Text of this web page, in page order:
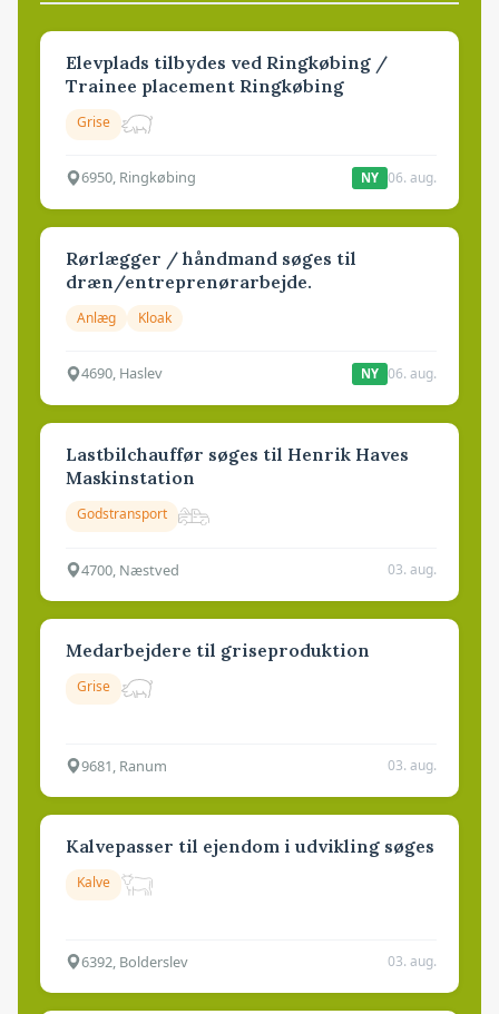
Elevplads tilbydes ved Ringkøbing /
Trainee placement Ringkøbing
Grise
6950, Ringkøbing NY 06. aug.
Rørlægger / håndmand søges til
dræn/entreprenørarbejde.
Anlæg Kloak
4690, Haslev NY 06. aug.
Lastbilchauffør søges til Henrik Haves
Maskinstation
Godstransport
4700, Næstved 03. aug.
Medarbejdere til griseproduktion
Grise
9681, Ranum 03. aug.
Kalvepasser til ejendom i udvikling søges
Kalve
6392, Bolderslev 03. aug.